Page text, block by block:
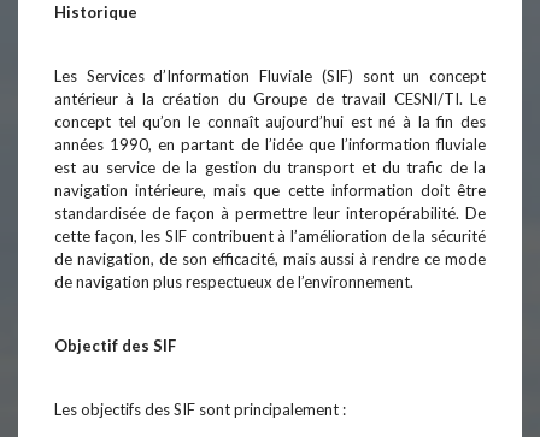
Historique
Les Services d’Information Fluviale (SIF) sont un concept
antérieur à la création du Groupe de travail CESNI/TI. Le
concept tel qu’on le connaît aujourd’hui est né à la fin des
années 1990, en partant de l’idée que l’information fluviale
est au service de la gestion du transport et du trafic de la
navigation intérieure, mais que cette information doit être
standardisée de façon à permettre leur interopérabilité. De
cette façon, les SIF contribuent à l’amélioration de la sécurité
de navigation, de son efficacité, mais aussi à rendre ce mode
de navigation plus respectueux de l’environnement.
Objectif des SIF
Les objectifs des SIF sont principalement :